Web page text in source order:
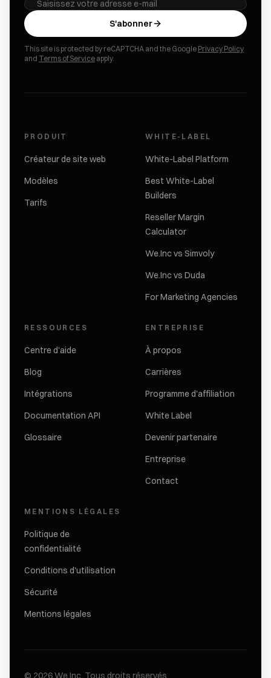
S'abonner
This site is protected by reCAPTCHA and the Google Privacy Policy
and Terms of Service apply.
PRODUIT
Créateur de site web
Modèles
Tarifs
WHITE-LABEL
White-Label Platform
Best White-Label
Builders
Reseller Margin
Calculator
We.Inc vs Simvoly
We.Inc vs Duda
For Marketing Agencies
RESSOURCES
Centre d'aide
Blog
Intégrations
Documentation API
Glossaire
ENTREPRISE
À propos
Carrières
Programme d'affiliation
White Label
Devenir partenaire
Entreprise
Contact
MENTIONS LÉGALES
Politique de
confidentialité
Conditions d'utilisation
Sécurité
Mentions légales
© 2026We.Inc. Tous droits réservés.